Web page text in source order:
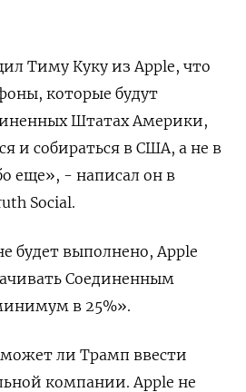
Тиму Куку из Apple, что
которые будут
Штатах Америки,
и собираться в США, а не в
еще», - написал он в
Social.
будет выполнено, Apple
Соединенным
в 25%».
ли Трамп ввести
компании. Apple не